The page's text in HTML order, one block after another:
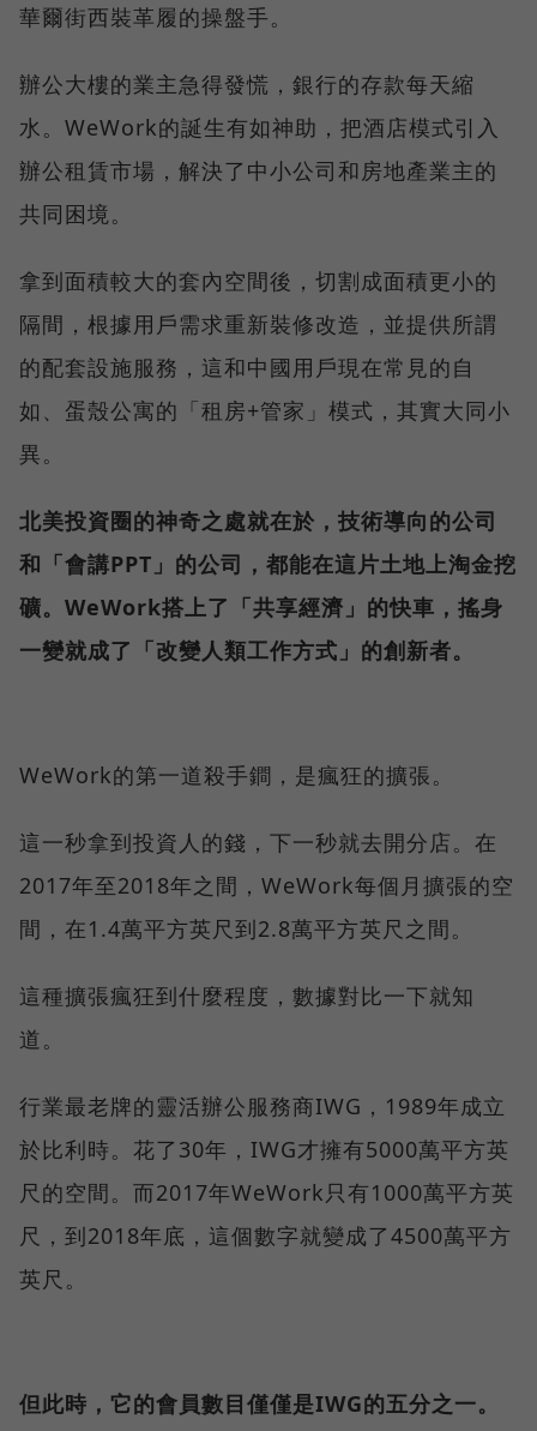
華爾街西裝革履的操盤手。
辦公大樓的業主急得發慌，銀行的存款每天縮
水。WeWork的誕生有如神助，把酒店模式引入
辦公租賃市場，解決了中小公司和房地產業主的
共同困境。
拿到面積較大的套內空間後，切割成面積更小的
隔間，根據用戶需求重新裝修改造，並提供所謂
的配套設施服務，這和中國用戶現在常見的自
如、蛋殼公寓的「租房+管家」模式，其實大同小
異。
北美投資圈的神奇之處就在於，技術導向的公司
和「會講PPT」的公司，都能在這片土地上淘金挖
礦。WeWork搭上了「共享經濟」的快車，搖身
一變就成了「改變人類工作方式」的創新者。
WeWork的第一道殺手鐧，是瘋狂的擴張。
這一秒拿到投資人的錢，下一秒就去開分店。在
2017年至2018年之間，WeWork每個月擴張的空
間，在1.4萬平方英尺到2.8萬平方英尺之間。
這種擴張瘋狂到什麼程度，數據對比一下就知
道。
行業最老牌的靈活辦公服務商IWG，1989年成立
於比利時。花了30年，IWG才擁有5000萬平方英
尺的空間。而2017年WeWork只有1000萬平方英
尺，到2018年底，這個數字就變成了4500萬平方
英尺。
但此時，它的會員數目僅僅是IWG的五分之一。